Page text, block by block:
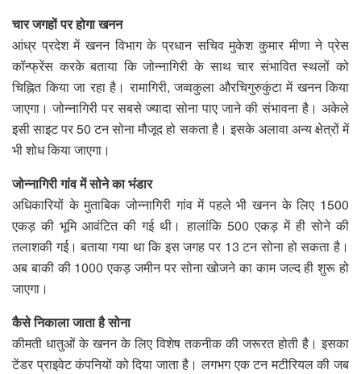
चार जगहों पर होगा खनन
आंध्र प्रदेश में खनन विभाग के प्रधान सचिव मुकेश कुमार मीणा ने प्रेस
कॉन्फ्रेंस करके बताया कि जोन्नागिरी के साथ चार संभावित स्थलों को
चिह्नित किया जा रहा है। रामागिरी, जव्वकुला औरचिगुरुकुंटा में खनन किया
जाएगा। जोन्नागिरी पर सबसे ज्यादा सोना पाए जाने की संभावना है। अकेले
इसी साइट पर 50 टन सोना मौजूद हो सकता है। इसके अलावा अन्य क्षेत्रों में
भी शोध किया जाएगा।
जोन्नागिरी गांव में सोने का भंडार
अधिकारियों के मुताबिक जोन्नागिरी गांव में पहले भी खनन के लिए 1500
एकड़ की भूमि आवंटित की गई थी। हालांकि 500 एकड़ में ही सोने की
तलाशकी गई। बताया गया था कि इस जगह पर 13 टन सोना हो सकता है।
अब बाकी की 1000 एकड़ जमीन पर सोना खोजने का काम जल्द ही शुरू हो
जाएगा।
कैसे निकाला जाता है सोना
कीमती धातुओं के खनन के लिए विशेष तकनीक की जरूरत होती है। इसका
टेंडर प्राइवेट कंपनियों को दिया जाता है। लगभग एक टन मटीरियल की जब